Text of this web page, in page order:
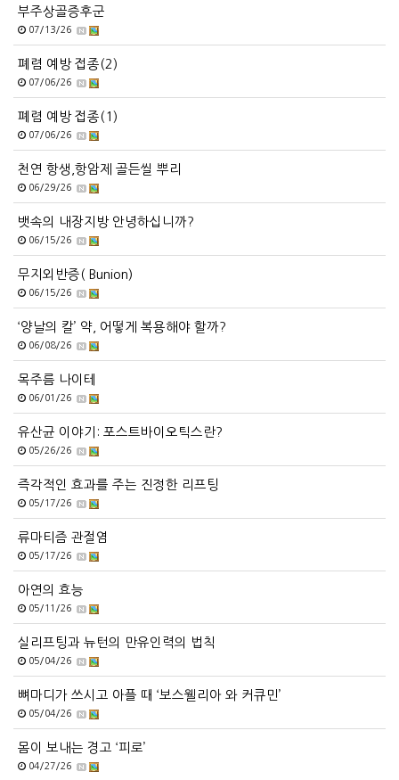
부주상골증후군
07/13/26
폐렴 예방 접종(2)
07/06/26
폐렴 예방 접종(1)
07/06/26
천연 항생,항암제 골든씰 뿌리
06/29/26
뱃속의 내장지방 안녕하십니까?
06/15/26
무지외반증( Bunion)
06/15/26
‘양날의 칼’ 약, 어떻게 복용해야 할까?
06/08/26
목주름 나이테
06/01/26
유산균 이야기: 포스트바이오틱스란?
05/26/26
즉각적인 효과를 주는 진정한 리프팅
05/17/26
류마티즘 관절염
05/17/26
아연의 효능
05/11/26
실리프팅과 뉴턴의 만유인력의 법칙
05/04/26
뼈마디가 쓰시고 아플 때 ‘보스웰리아 와 커큐민’
05/04/26
몸이 보내는 경고 ‘피로’
04/27/26